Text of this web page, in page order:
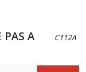
PAS A
C112A